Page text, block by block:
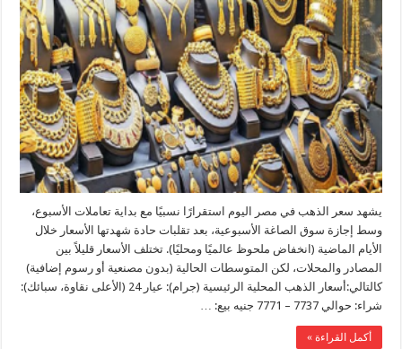
الذهب
اليوم
الأحد
1
فبراير
2026
في
مصر
مغلقة
يشهد سعر الذهب في مصر اليوم استقرارًا نسبيًا مع بداية تعاملات الأسبوع،
وسط إجازة سوق الصاغة الأسبوعية، بعد تقلبات حادة شهدتها الأسعار خلال
الأيام الماضية (انخفاض ملحوظ عالميًا ومحليًا). تختلف الأسعار قليلاً بين
المصادر والمحلات، لكن المتوسطات الحالية (بدون مصنعية أو رسوم إضافية)
كالتالي:أسعار الذهب المحلية الرئيسية (جرام): عيار 24 (الأعلى نقاوة، سبائك):
شراء: حوالي 7737 – 7771 جنيه بيع: …
أكمل القراءة »